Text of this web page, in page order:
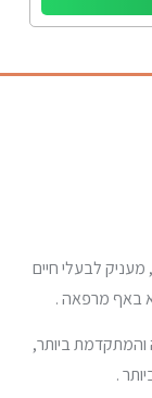
בית חולים וטרינרי אשדוד, הפועל מאז שנת 2003, מעניק לבעלי חיים
באף מרפאה .
והמתקדמת ביותר,
.